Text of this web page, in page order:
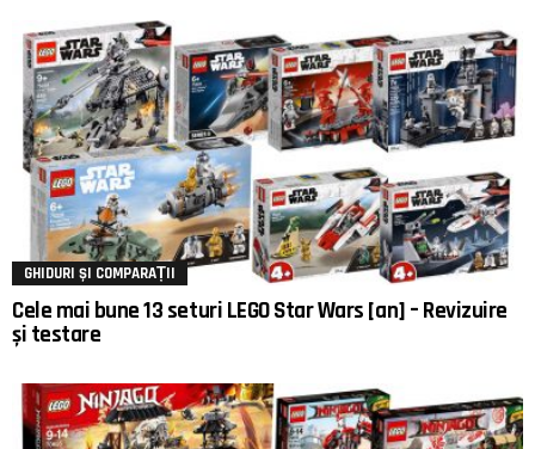
GHIDURI ȘI COMPARAȚII
Cele mai bune 13 seturi LEGO Star Wars [an] – Revizuire
și testare